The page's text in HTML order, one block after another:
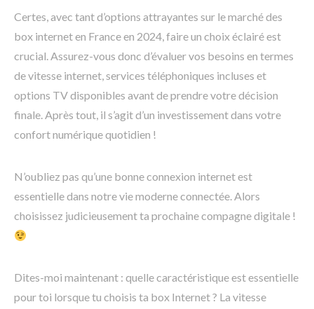
Certes, avec tant d’options attrayantes sur le marché des
box internet en France en 2024, faire un choix éclairé est
crucial. Assurez-vous donc d’évaluer vos besoins en termes
de vitesse internet, services téléphoniques incluses et
options TV disponibles avant de prendre votre décision
finale. Après tout, il s’agit d’un investissement dans votre
confort numérique quotidien !
N’oubliez pas qu’une bonne connexion internet est
essentielle dans notre vie moderne connectée. Alors
choisissez judicieusement ta prochaine compagne digitale !
Dites-moi maintenant : quelle caractéristique est essentielle
pour toi lorsque tu choisis ta box Internet ? La vitesse